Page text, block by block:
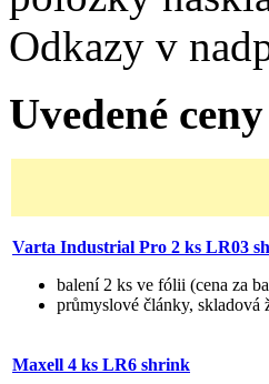
Odkazy v
Uvedené
Varta Industrial Pro 2 ks LR03
balení 2 ks ve fólii (cena za
průmyslové články, skladová
Maxell 4 ks LR6 shrink